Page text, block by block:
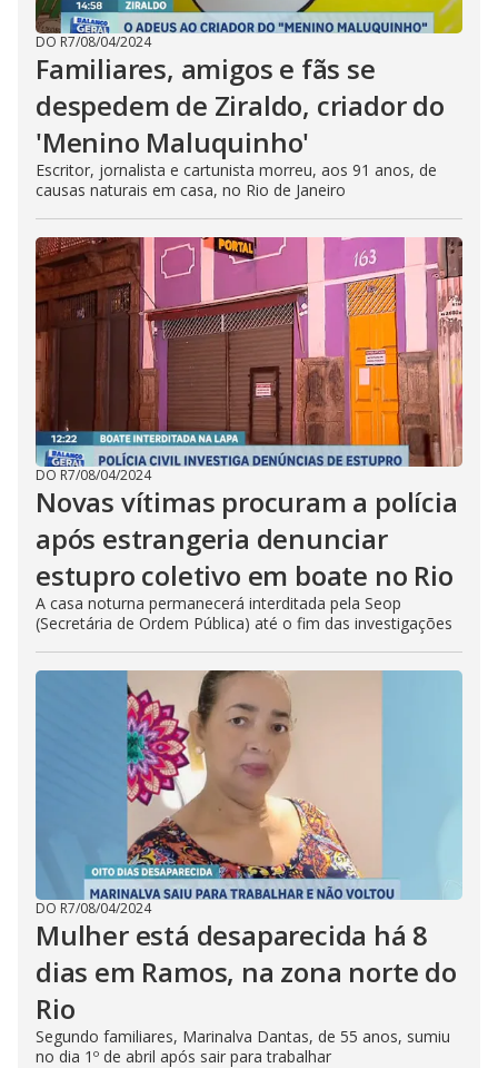
DO R7/08/04/2024
Familiares, amigos e fãs se
despedem de Ziraldo, criador do
'Menino Maluquinho'
Escritor, jornalista e cartunista morreu, aos 91 anos, de
causas naturais em casa, no Rio de Janeiro
DO R7/08/04/2024
Novas vítimas procuram a polícia
após estrangeria denunciar
estupro coletivo em boate no Rio
A casa noturna permanecerá interditada pela Seop
(Secretária de Ordem Pública) até o fim das investigações
DO R7/08/04/2024
Mulher está desaparecida há 8
dias em Ramos, na zona norte do
Rio
Segundo familiares, Marinalva Dantas, de 55 anos, sumiu
no dia 1º de abril após sair para trabalhar